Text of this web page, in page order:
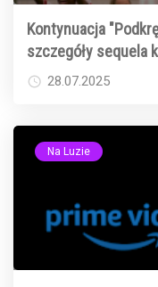
Kontynuacja
szczegóły sequela
28.07.2025
Na Luzie